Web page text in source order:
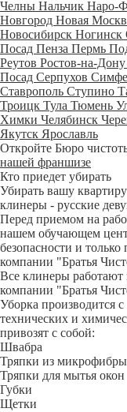
Челны Нальчик Наро-
Новгород Новая
Новосибирск Ногинск
Посад Пенза Пермь
Реутов Ростов-на-Дону
Посад Серпухов
Ставрополь Ступино
Троицк Тула Тюмень
Химки Челябинск
Якутск Ярославль
Откройте Бюро
нашей франшизе
Кто приедет убирать
Убирать вашу
клинеры - русские
Перед приемом на
нашем обучающем
безопасности и только
компании "Братья
Все клинеры
компании "Братья
Уборка производится
технических и
привозят с собой:
Швабра
Тряпки из микрофибры
Тряпки для мытья окон
Губки
Щетки